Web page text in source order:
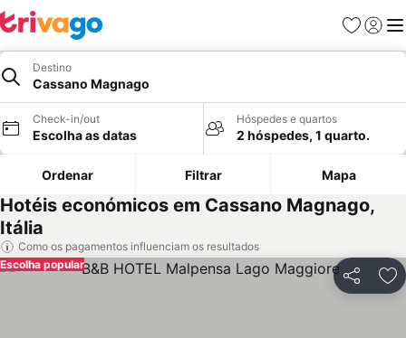
Favoritos
Iniciar
Destino
Cassano Magnago
Check-in/out
Escolha as datas
Hóspedes e quartos
2 hóspedes, 1 quarto.
Ordenar Filtrar Mapa
Hotéis económicos em Cassano Magnago,
Itália
Como os pagamentos influenciam os resultados
Partilhar
Escolha popular